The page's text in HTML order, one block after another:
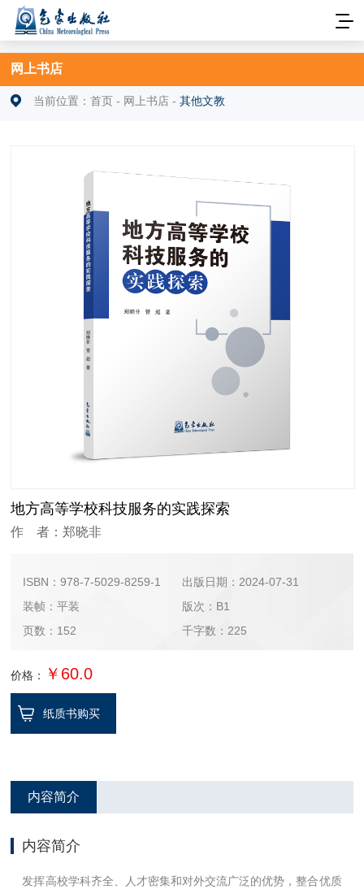
网上书店
当前位置：首页 - 网上书店 -其他文教
地方高等学校科技服务的实践探索
作 者：郑晓非
ISBN：978-7-5029-8259-1
出版日期：2024-07-31
装帧：平装
版次：B1
页数：152
千字数：225
价格： ￥60.0
纸质书购买
内容简介
内容简介
发挥高校学科齐全、人才密集和对外交流广泛的优势，整合优质